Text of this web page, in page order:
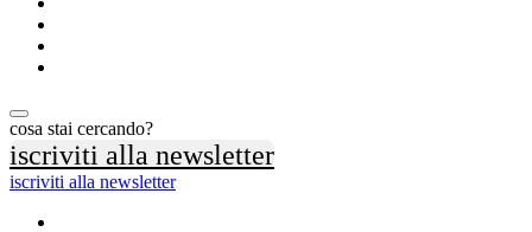
cosa stai cercando?
iscriviti alla newsletter
iscriviti alla newsletter